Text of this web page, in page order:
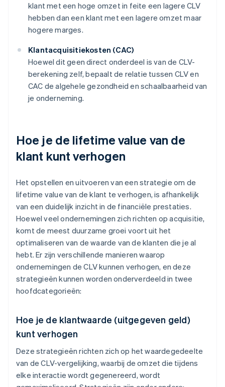
klant met een hoge omzet in feite een lagere CLV
hebben dan een klant met een lagere omzet maar
hogere marges.
Klantacquisitiekosten (CAC)
Hoewel dit geen direct onderdeel is van de CLV-
berekening zelf, bepaalt de relatie tussen CLV en
CAC de algehele gezondheid en schaalbaarheid van
je onderneming.
Hoe je de lifetime value van de
klant kunt verhogen
Het opstellen en uitvoeren van een strategie om de
lifetime value van de klant te verhogen, is afhankelijk
van een duidelijk inzicht in de financiële prestaties.
Hoewel veel ondernemingen zich richten op acquisitie,
komt de meest duurzame groei voort uit het
optimaliseren van de waarde van de klanten die je al
hebt. Er zijn verschillende manieren waarop
ondernemingen de CLV kunnen verhogen, en deze
strategieën kunnen worden onderverdeeld in twee
hoofdcategorieën:
Hoe je de klantwaarde (uitgegeven geld)
kunt verhogen
Deze strategieën richten zich op het waardegedeelte
van de CLV-vergelijking, waarbij de omzet die tijdens
elke interactie wordt gegenereerd, wordt